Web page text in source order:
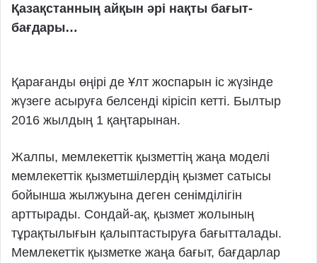
Қазақстанның айқын әрі нақты бағыт-
бағдары…
Қарағанды өңірі де Ұлт жоспарын іс жүзінде
жүзеге асыруға белсенді кірісіп кетті. Былтыр
2016 жылдың 1 қаңтарынан.
Жалпы, мемлекеттік қызметтің жаңа моделі
мемлекеттік қызметшілердің қызмет сатысы
бойынша жылжуына деген сенімділігін
арттырады. Сондай-ақ, қызмет жолының
тұрақтылығын қалыптастыруға бағытталады.
Мемлекеттік қызметке жаңа бағыт, бағдарлар